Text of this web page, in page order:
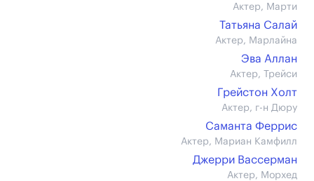
Актер, Марти
Татьяна Салай
Актер, Марлайна
Эва Аллан
Актер, Трейси
Грейстон Холт
Актер, г-н Дюру
Саманта Феррис
Актер, Мариан Камфилл
Джерри Вассерман
Актер, Морхед